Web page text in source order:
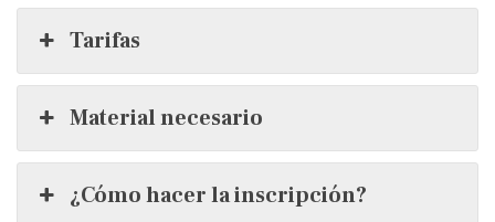
Tarifas
Material necesario
¿Cómo hacer la inscripción?